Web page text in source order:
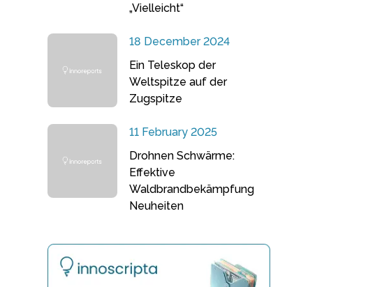
„Vielleicht“
18 December 2024
Ein Teleskop der
Weltspitze auf der
Zugspitze
11 February 2025
Drohnen Schwärme:
Effektive
Waldbrandbekämpfung
Neuheiten